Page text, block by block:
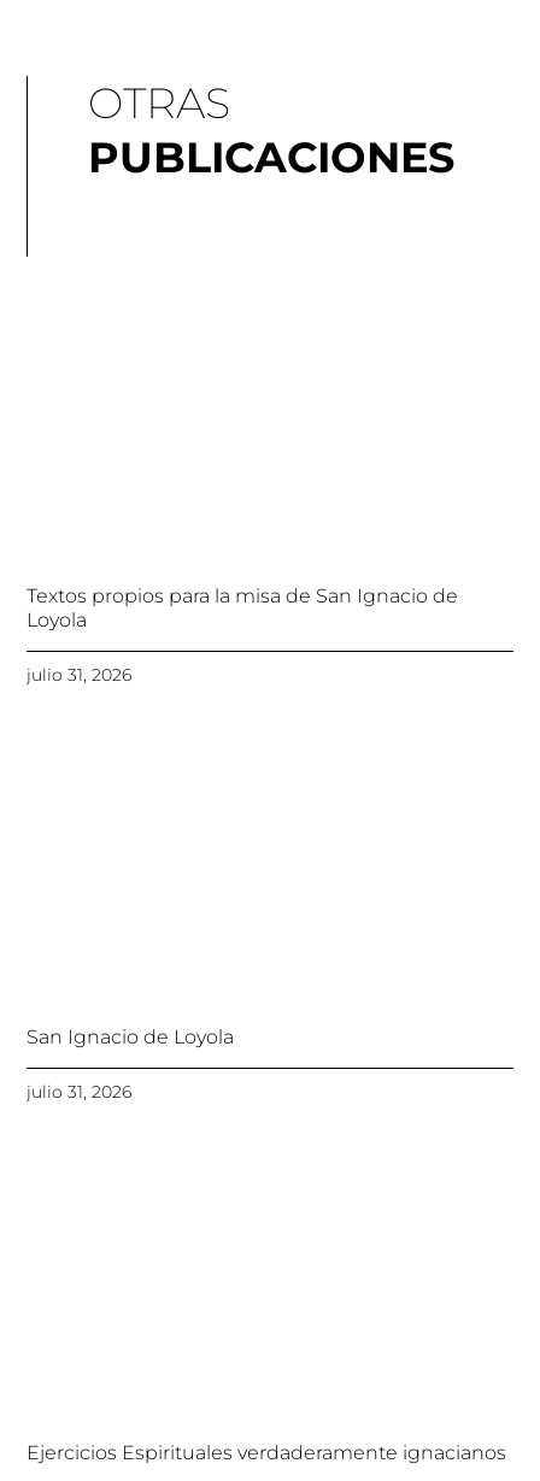
OTRAS
PUBLICACIONES
Textos propios para la misa de San Ignacio de
Loyola
julio 31, 2026
San Ignacio de Loyola
julio 31, 2026
Ejercicios Espirituales verdaderamente ignacianos